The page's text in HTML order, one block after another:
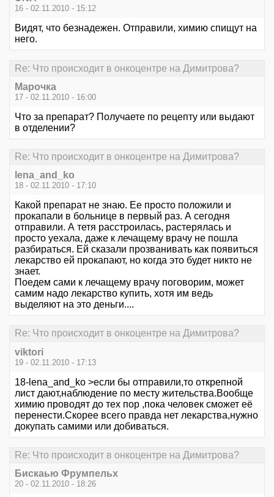
16 - 02.11.2010 - 15:12
Видят, что безнадежен. Отправили, химию спищут на
него.
Re: Что происходит в онкоцентре на Димитрова?
Марочка
17 - 02.11.2010 - 16:00
Что за препарат? Получаете по рецепту или выдают
в отделении?
Re: Что происходит в онкоцентре на Димитрова?
lena_and_ko
18 - 02.11.2010 - 17:10
Какой препарат не знаю. Ее просто положили и
прокапали в больнице в первый раз. А сегодня
отправили. А тетя расстроилась, растерялась и
просто уехала, даже к лечащему врачу не пошла
разбираться. Ей сказали прозванивать как появиться
лекарство ей прокапают, но когда это будет никто не
знает.
Поедем сами к лечащему врачу поговорим, может
самим надо лекарство купить, хотя им ведь
выделяют на это деньги....
Re: Что происходит в онкоцентре на Димитрова?
viktori
19 - 02.11.2010 - 17:13
18-lena_and_ko >если бы отправили,то открепной
лист дают,наблюдение по месту жительства.Вообще
химию проводят до тех пор ,пока человек сможет её
перенести.Скорее всего правда нет лекарства,нужно
докупать самими или добиваться.
Re: Что происходит в онкоцентре на Димитрова?
Бискаью Фрумпельх
20 - 02.11.2010 - 18:26